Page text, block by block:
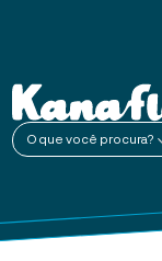
O que você procura?